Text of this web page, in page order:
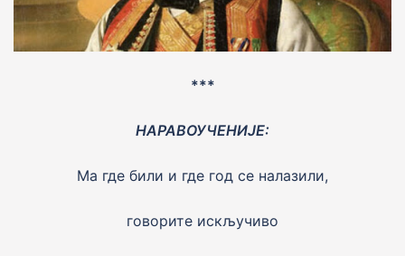
***
НАРАВОУЧЕНИJЕ:
Ма где били и где год се налазили,
говорите искључиво